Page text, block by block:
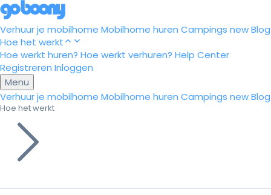
Verhuur je mobilhome Mobilhome huren Campings newBlog
Hoe het werkt
Hoe werkt huren? Hoe werkt verhuren? Help Center
Registreren Inloggen
Menu
Verhuur je mobilhome Mobilhome huren Campings newBlog
Hoe het werkt